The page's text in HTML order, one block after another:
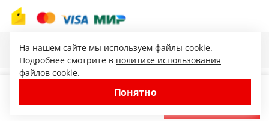
− + В корзину
На нашем сайте мы используем файлы cookie.
Подробнее смотрите в политике использования
файлов cookie.
Понятно
47.ru — интернет-магазин сантехники от
© 2010-2026. Все права защищены.